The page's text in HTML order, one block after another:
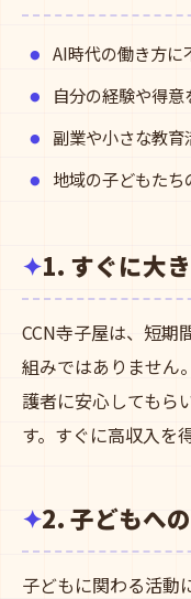
AI時代の働き方に
自分の経験や得
副業や小さな教
地域の子どもた
1. すぐに大
CCN寺子屋は、短期
組みではありません
護者に安心してもら
す。すぐに高収入を
2. 子どもへ
子どもに関わる活動